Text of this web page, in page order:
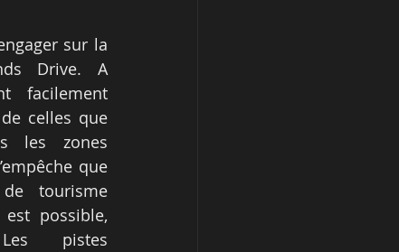
sur la
Drive. A
facilement
celles que
les zones
que
tourisme
possible,
pistes